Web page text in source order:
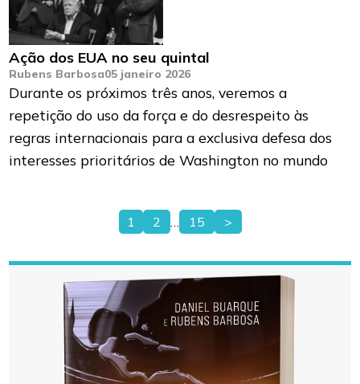
Ação dos EUA no seu quintal
Rubens Barbosa05 janeiro 2026
Durante os próximos três anos, veremos a
repetição do uso da força e do desrespeito às
regras internacionais para a exclusiva defesa dos
interesses prioritários de Washington no mundo
Paginação
de
posts
1 2 … 15 >